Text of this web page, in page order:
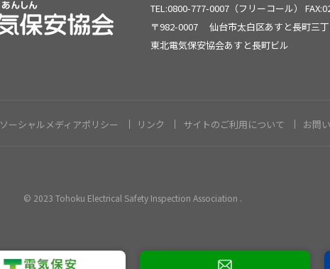
TEL:0800-777-0007（フリーコール）
〒982-0007
仙台市太白区あすと長町三
東北電気保安協会あすと長町ビル
ソーシャルメディアポリシー リンク サイトのご利用について お問
© 2023 Tohoku Electrical Safety Inspection Association .